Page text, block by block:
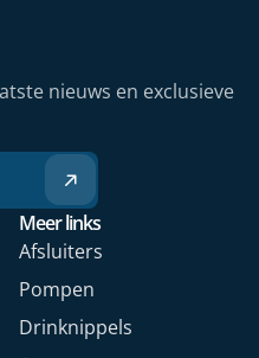
Meer links
Afsluiters
Pompen
Drinknippels
nieuws en exclusieve